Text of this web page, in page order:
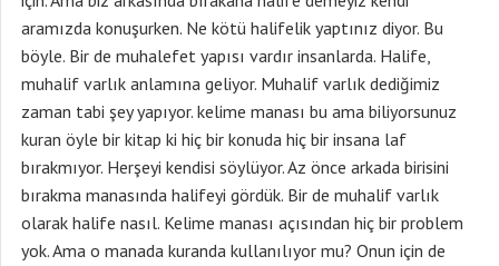
aramızda konuşurken. Ne kötü halifelik yaptınız diyor. Bu
böyle. Bir de muhalefet yapısı vardır insanlarda. Halife,
muhalif varlık anlamına geliyor. Muhalif varlık dediğimiz
zaman tabi şey yapıyor. kelime manası bu ama biliyorsunuz
kuran öyle bir kitap ki hiç bir konuda hiç bir insana laf
bırakmıyor. Herşeyi kendisi söylüyor. Az önce arkada birisini
bırakma manasında halifeyi gördük. Bir de muhalif varlık
olarak halife nasıl. Kelime manası açısından hiç bir problem
yok. Ama o manada kuranda kullanılıyor mu? Onun için de